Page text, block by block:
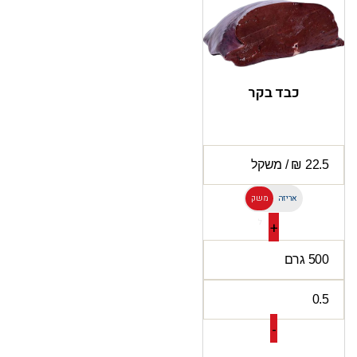
כבד בקר
משק אריזה
+
-